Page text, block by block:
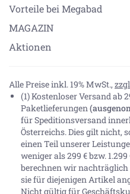
Vorteile bei Megabad
MAGAZIN
Aktionen
Alle Preise inkl. 19% MwSt.,
(1) Kostenloser Versand ab
Paketlieferungen
für Speditionsversand
Österreichs. Dies gilt nicht,
einen Teil unserer
weniger als 299 € bzw.
berechnen wir nachträglich
sie für diejenigen Artikel
Nicht gültig für